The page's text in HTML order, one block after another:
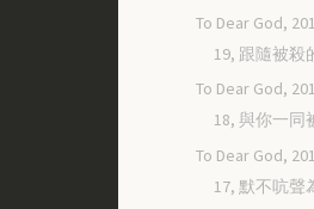
To Dear God,
19, 跟隨被殺
To Dear God,
18, 與你一同
To Dear God,
17, 默不吭聲